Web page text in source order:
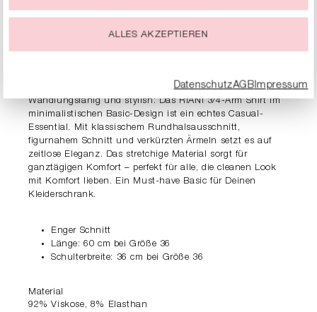
Wandlungsfähig und stylish: Das RIANI 3/4-Arm Shirt im
minimalistischen Basic-Design ist ein echtes Casual-
Essential. Mit klassischem Rundhalsausschnitt,
figurnahem Schnitt und verkürzten Ärmeln setzt es auf
zeitlose Eleganz. Das stretchige Material sorgt für
ganztägigen Komfort – perfekt für alle, die cleanen Look
mit Komfort lieben. Ein Must-have Basic für Deinen
Kleiderschrank.
Enger Schnitt
Länge: 60 cm bei Größe 36
Schulterbreite: 36 cm bei Größe 36
Material
92% Viskose, 8% Elasthan
jeder Zeit ändern oder widerrufen.
ALLES AKZEPTIEREN
DatenschutzAGBImpressum